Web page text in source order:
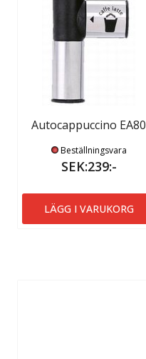
Autocappuccino EA80
Beställningsvara
SEK:239:-
LÄGG I VARUKORG